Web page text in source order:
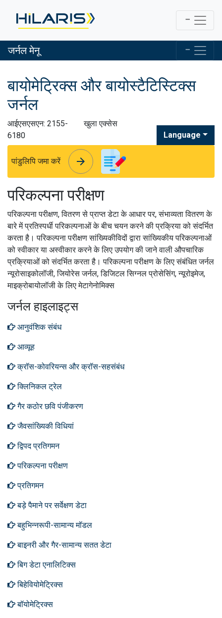
जर्नल मेनू
बायोमेट्रिक्स और बायोस्टैटिस्टिक्स
जर्नल
आईएसएसएन: 2155-
6180
खुला एक्सेस
Language
पांडुलिपि जमा करें arrow_forward
arrow_forward
परिकल्पना परीक्षण
परिकल्पना परीक्षण, वितरण से प्राप्त डेटा के आधार पर, संभाव्यता वितरण के
बारे में प्रतिस्पर्धी परिकल्पनाओं के बीच चयन करने की प्रक्रिया को संदर्भित
करता है।परिकल्पना परीक्षण सांख्यिकीविदों द्वारा सांख्यिकीय परिकल्पनाओं
को स्वीकार या अस्वीकार करने के लिए उपयोग की जाने वाली औपचारिक
प्रक्रियाओं को संदर्भित करता है।परिकल्पना परीक्षण के लिए संबंधित जर्नल
न्यूरोसाइकोलॉजी, जियोरेस जर्नल, डिजिटल सिग्नल प्रोसेसिंग, न्यूरोइमेज,
माइक्रोबायोलॉजी के लिए मेटागेनोमिक्स
जर्नल हाइलाइट्स
आनुवंशिक संबंध
आव्यूह
क्रॉस-कोवरियन्स और क्रॉस-सहसंबंध
क्लिनिकल ट्रेल
गैर कठोर छवि पंजीकरण
जैवसांख्यिकी विधियां
द्विपद प्रतिगमन
परिकल्पना परीक्षण
प्रतिगमन
बड़े पैमाने पर सर्वेक्षण डेटा
बहुभिन्नरूपी-सामान्य मॉडल
बाइनरी और गैर-सामान्य सतत डेटा
बिग डेटा एनालिटिक्स
बिहेवियोमेट्रिक्स
बॉयोमेट्रिक्स